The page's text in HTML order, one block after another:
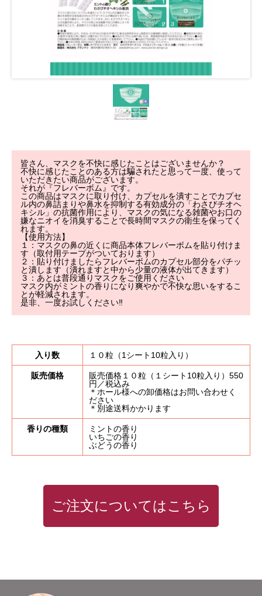
事例紹介
ご利用について
よくある質問
会社概要
お知らせ
お問い合わせ
事業内容 商品紹介 事例紹介 ご利用について よくある質問
皆さん、マスクを不快に感じたことはございませんか？
不快に感じたことのある方は騙されたと思って一度、使って
いただきたい商品がございます。
それが『フレバーボム』です。
この商品はマスクに取り付け、カプセルを潰すことでカプセ
ル内の鼻詰まりや鼻水を抑制する有効成分の「わさびチオヘ
キシル」の抗菌作用により、マスクの気になる雑菌やお口の
嫌なニオイを消臭することで長時間マスクの衛生を保ってく
れます。
【使用方法】
１：マスクの鼻の近くに商品本体フレバーボムを貼り付けま
す（取付用テープがついております）
２：貼り付けましたらフレバーボムのカプセル部分をパチッ
と潰します（潰れますと中から少量の液体が出てきます）
３：あとは普段通りマスクをご使用ください
マスク内がミントの香りになり爽やかで不快な思いをするこ
とが軽減されます。
是非、一度お試しください‼
入り数 １０粒（1シート10粒入り）
販売価格
販売価格１０粒（１シート10粒入り）550
円／税込み
＊ホール様への卸価格はお問い合わせく
ださい
＊別途送料かかります
香りの種類
ミントの香り
いちごの香り
ぶどうの香り
ご注文についてはこちら